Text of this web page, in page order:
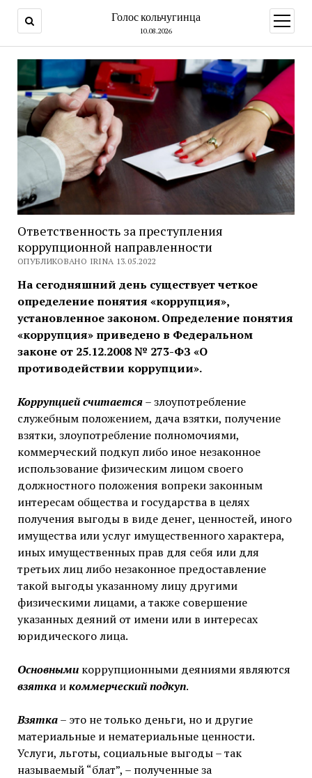
Голос кольчугинца
10.08.2026
меню
Ответственность за преступления
коррупционной направленности
ОПУБЛИКОВАНО IRINA 13.05.2022
На сегодняшний день существует четкое
определение понятия «коррупция»,
установленное законом. Определение понятия
«коррупция» приведено в Федеральном
законе от 25.12.2008 № 273-ФЗ «О
противодействии коррупции».
Коррупцией считается– злоупотребление
служебным положением, дача взятки, получение
взятки, злоупотребление полномочиями,
коммерческий подкуп либо иное незаконное
использование физическим лицом своего
должностного положения вопреки законным
интересам общества и государства в целях
получения выгоды в виде денег, ценностей, иного
имущества или услуг имущественного характера,
иных имущественных прав для себя или для
третьих лиц либо незаконное предоставление
такой выгоды указанному лицу другими
физическими лицами, а также совершение
указанных деяний от имени или в интересах
юридического лица.
Основными коррупционными деяниями являются
взяткаикоммерческий подкуп.
Взятка– это не только деньги, но и другие
материальные и нематериальные ценности.
Услуги, льготы, социальные выгоды – так
называемый “блат”, – полученные за